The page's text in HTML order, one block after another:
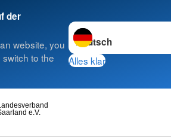
der
website, you
to the
Sprache wechseln zu
Alles klar
e.V.